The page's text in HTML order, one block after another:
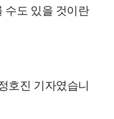
수도 있을 것이란
호진 기자였습니